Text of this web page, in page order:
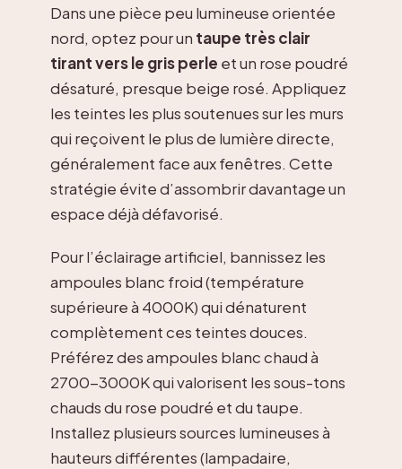
Dans une pièce peu lumineuse orientée
nord, optez pour un taupe très clair
tirant vers le gris perle et un rose poudré
désaturé, presque beige rosé. Appliquez
les teintes les plus soutenues sur les murs
qui reçoivent le plus de lumière directe,
généralement face aux fenêtres. Cette
stratégie évite d’assombrir davantage un
espace déjà défavorisé.
Pour l’éclairage artificiel, bannissez les
ampoules blanc froid (température
supérieure à 4000K) qui dénaturent
complètement ces teintes douces.
Préférez des ampoules blanc chaud à
2700-3000K qui valorisent les sous-tons
chauds du rose poudré et du taupe.
Installez plusieurs sources lumineuses à
hauteurs différentes (lampadaire,